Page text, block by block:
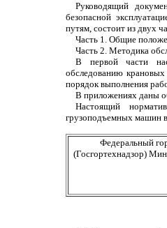
Руководящий
безопасной
путям, состоит из двух
Часть 1. Общие
Часть 2. Методика
В первой части
обследованию
порядок выполнения
В приложениях даны
Настоящий
грузоподъемных машин
Федеральный
(Госгортехнадзор)